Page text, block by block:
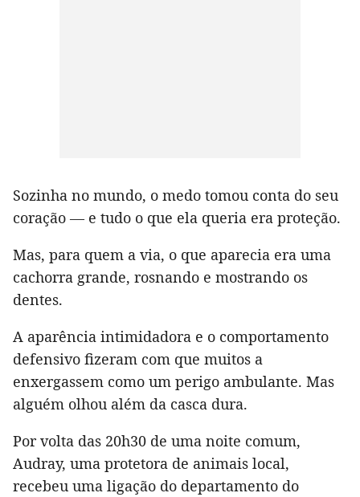
Sozinha no mundo, o medo tomou conta do seu
coração — e tudo o que ela queria era proteção.
Mas, para quem a via, o que aparecia era uma
cachorra grande, rosnando e mostrando os
dentes.
A aparência intimidadora e o comportamento
defensivo fizeram com que muitos a
enxergassem como um perigo ambulante. Mas
alguém olhou além da casca dura.
Por volta das 20h30 de uma noite comum,
Audray, uma protetora de animais local,
recebeu uma ligação do departamento do